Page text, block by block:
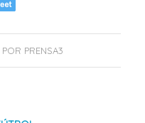
POR PRENSA3